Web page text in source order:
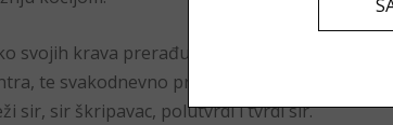
svojih krava prerađuje u novootvorenoj sirani
te svakodnevno proizvode domaće svježe
sir, sir škripavac, polutvrdi i tvrdi sir.